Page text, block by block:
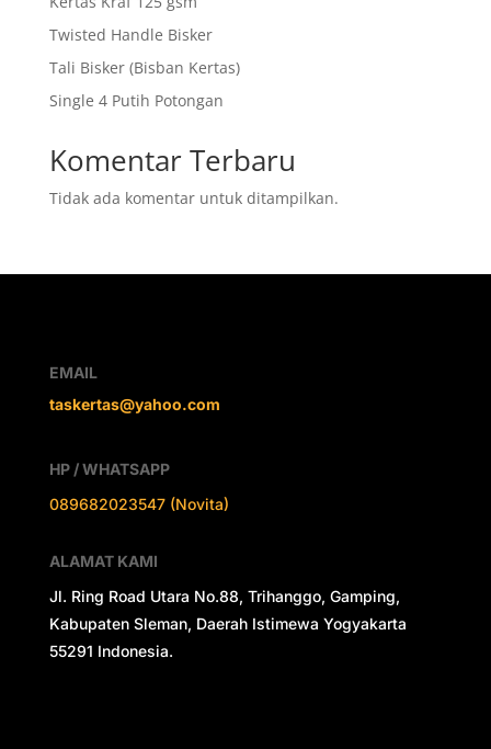
Twisted Handle Bisker
Tali Bisker (Bisban Kertas)
Single 4 Putih Potongan
Komentar Terbaru
Tidak ada komentar untuk ditampilkan.
EMAIL
taskertas@yahoo.com
HP / WHATSAPP
089682023547 (Novita)
ALAMAT KAMI
Jl. Ring Road Utara No.88, Trihanggo, Gamping,
Kabupaten Sleman, Daerah Istimewa Yogyakarta
55291 Indonesia.